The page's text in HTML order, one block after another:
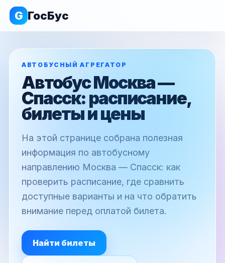
G ГосБус
АВТОБУСНЫЙ АГРЕГАТОР
Автобус Москва —
Спасск: расписание,
билеты и цены
На этой странице собрана полезная
информация по автобусному
направлению Москва — Спасск: как
проверить расписание, где сравнить
доступные варианты и на что обратить
внимание перед оплатой билета.
Найти билеты